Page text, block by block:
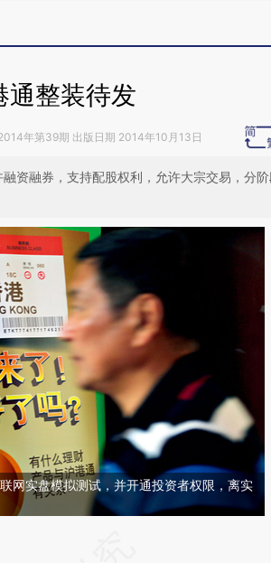
通整装待发
年第39期 出版日期 2014年10月13日
资融券，支持配股权利，允许大宗交易，分
网实盘模拟测试，并开通投资者权限，离实